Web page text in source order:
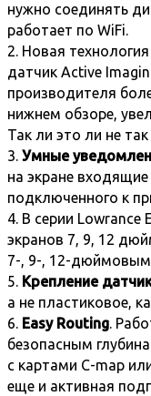
нужно соединять
работает по WiFi.
2. Новая
датчик Active
производителя
нижнем обзоре,
Так ли это ли не
3. Умные
на экране
подключенного к
4. В серии Lowrance
экранов 7, 9, 12
7-, 9-, 12-
5. Крепление
а не пластиковое,
6. Easy Routing.
безопасным
с картами C-map
еще и активная